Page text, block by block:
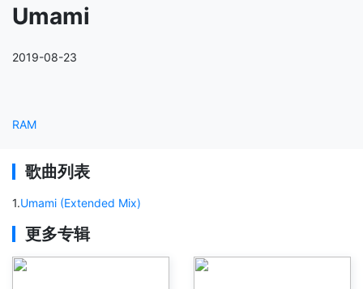
Umami
2019-08-23
RAM
歌曲列表
1.Umami (Extended Mix)
更多专辑